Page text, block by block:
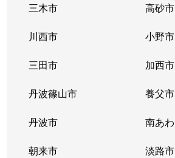
三木市 高砂市
川西市 小野市
三田市 加西市
丹波篠山市 養父市
丹波市 南あ
朝来市 淡路市